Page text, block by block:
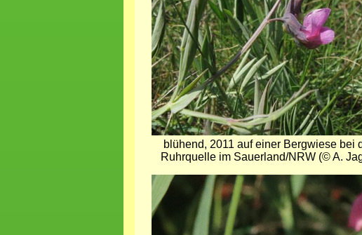
blühend, 2011 auf einer Bergwiese bei
Ruhrquelle im Sauerland/NRW (© A.
Bild